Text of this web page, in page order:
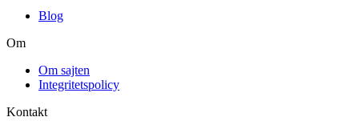
Blog
Om
Om sajten
Integritetspolicy
Kontakt